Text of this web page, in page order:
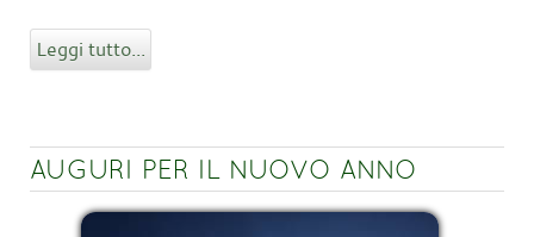
Leggi tutto...
AUGURI PER IL NUOVO ANNO